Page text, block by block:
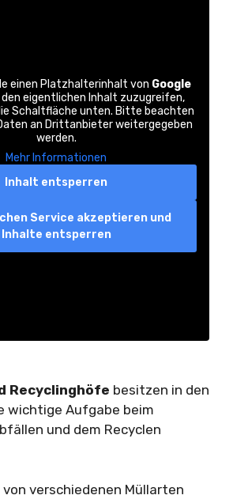
einen Platzhalterinhalt von Google
den eigentlichen Inhalt zuzugreifen,
Schaltfläche unten. Bitte beachten
an Drittanbieter weitergegeben
werden.
Mehr Informationen
Inhalt entsperren
Service akzeptieren und
Inhalte entsperren
Recyclinghöfe besitzen in den
wichtige Aufgabe beim
und dem Recyclen
von verschiedenen Müllarten